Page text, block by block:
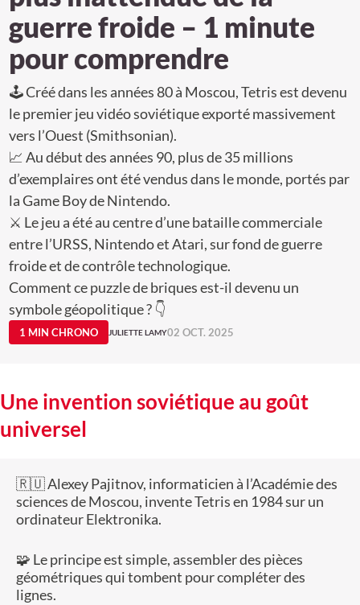
guerre froide – 1 minute
pour comprendre
🕹️ Créé dans les années 80 à Moscou, Tetris est devenu
le premier jeu vidéo soviétique exporté massivement
vers l’Ouest (Smithsonian).
📈 Au début des années 90, plus de 35 millions
d’exemplaires ont été vendus dans le monde, portés par
la Game Boy de Nintendo.
⚔️ Le jeu a été au centre d’une bataille commerciale
entre l’URSS, Nintendo et Atari, sur fond de guerre
froide et de contrôle technologique.
Comment ce puzzle de briques est-il devenu un
symbole géopolitique ? 👇
1 MIN CHRONO JULIETTE LAMY02 OCT. 2025
Une invention soviétique au goût
universel
🇷🇺 Alexey Pajitnov, informaticien à l’Académie des
sciences de Moscou, invente Tetris en 1984 sur un
ordinateur Elektronika.
🧩 Le principe est simple, assembler des pièces
géométriques qui tombent pour compléter des
lignes.